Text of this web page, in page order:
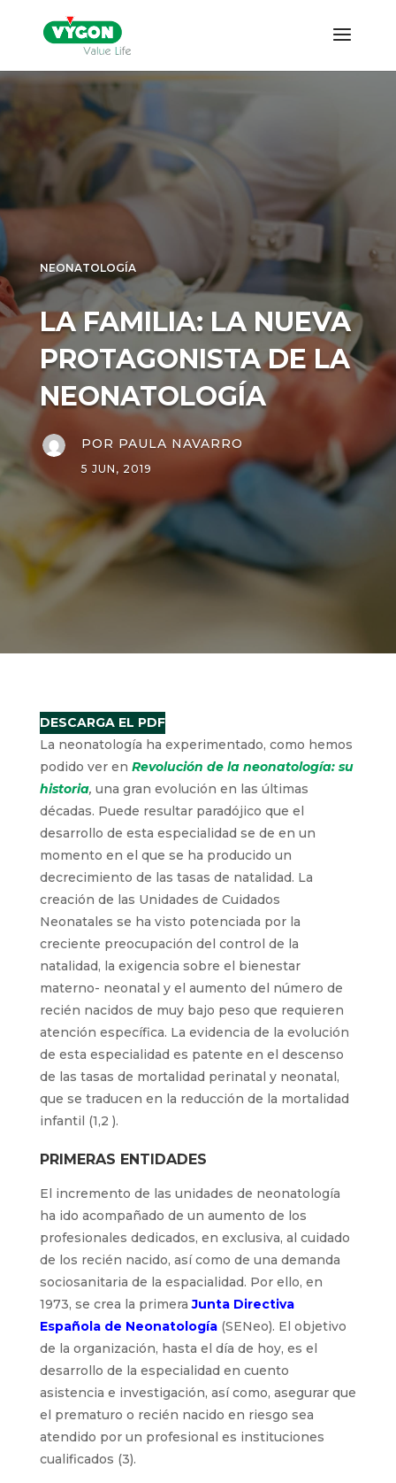
NEONATOLOGÍA
LA FAMILIA: LA NUEVA
PROTAGONISTA DE LA
NEONATOLOGÍA
POR PAULA NAVARRO
5 JUN, 2019
DESCARGA EL PDF
La neonatología ha experimentado, como hemos
podido ver en Revolución de la neonatología: su
historia, una gran evolución en las últimas
décadas. Puede resultar paradójico que el
desarrollo de esta especialidad se de en un
momento en el que se ha producido un
decrecimiento de las tasas de natalidad. La
creación de las Unidades de Cuidados
Neonatales se ha visto potenciada por la
creciente preocupación del control de la
natalidad, la exigencia sobre el bienestar
materno- neonatal y el aumento del número de
recién nacidos de muy bajo peso que requieren
atención específica. La evidencia de la evolución
de esta especialidad es patente en el descenso
de las tasas de mortalidad perinatal y neonatal,
que se traducen en la reducción de la mortalidad
infantil (1,2 ).
PRIMERAS ENTIDADES
El incremento de las unidades de neonatología
ha ido acompañado de un aumento de los
profesionales dedicados, en exclusiva, al cuidado
de los recién nacido, así como de una demanda
sociosanitaria de la espacialidad. Por ello, en
1973, se crea la primeraJunta Directiva
Española de Neonatología(SENeo). El objetivo
de la organización, hasta el día de hoy, es el
desarrollo de la especialidad en cuento
asistencia e investigación, así como, asegurar que
el prematuro o recién nacido en riesgo sea
atendido por un profesional es instituciones
cualificados (3).